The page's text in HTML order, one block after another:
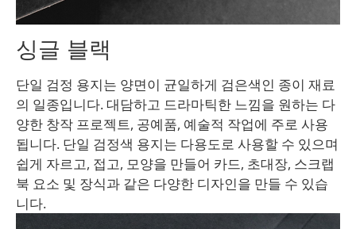
싱글 블랙
단일 검정 용지는 양면이 균일하게 검은색인 종이 재료
의 일종입니다. 대담하고 드라마틱한 느낌을 원하는 다
양한 창작 프로젝트, 공예품, 예술적 작업에 주로 사용
됩니다. 단일 검정색 용지는 다용도로 사용할 수 있으며
쉽게 자르고, 접고, 모양을 만들어 카드, 초대장, 스크랩
북 요소 및 장식과 같은 다양한 디자인을 만들 수 있습
니다.